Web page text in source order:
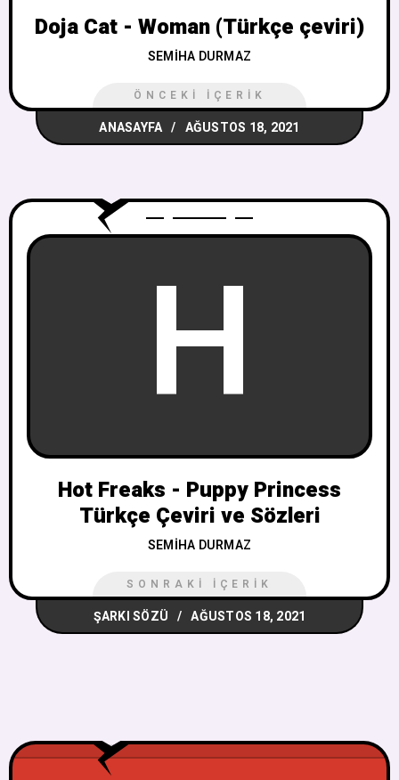
Doja Cat - Woman (Türkçe çeviri)
SEMIHA DURMAZ
ÖNCEKI İÇERIK
ANASAYFA AĞUSTOS 18, 2021
H
Hot Freaks - Puppy Princess
Türkçe Çeviri ve Sözleri
SEMIHA DURMAZ
SONRAKI İÇERIK
ŞARKI SÖZÜ AĞUSTOS 18, 2021